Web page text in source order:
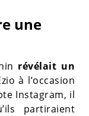
une
révélait un
à l’occasion
Instagram, il
partiraient